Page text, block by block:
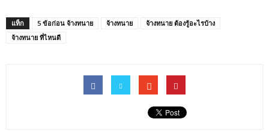
แท็ก 5 ข้อก่อน จ้างทนาย จ้างทนาย
จ้างทนาย ต้องรู้อะไรบ้าง
จ้างทนาย ที่ไหนดี